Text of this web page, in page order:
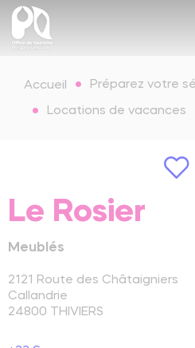
Accueil Préparez votre
Locations de vacances
Le Rosier
Meublés
2121 Route des Châtaigniers
Callandrie
24800
THIVIERS